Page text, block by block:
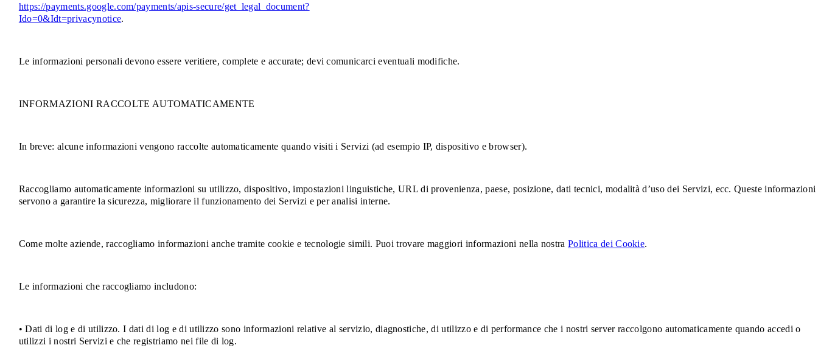
https://payments.google.com/payments/apis-secure/get_legal_document?
Ido=0&Idt=privacynotice.
Le informazioni personali devono essere veritiere, complete e accurate; devi comunicarci eventuali modifiche.
INFORMAZIONI RACCOLTE AUTOMATICAMENTE
In breve: alcune informazioni vengono raccolte automaticamente quando visiti i Servizi (ad esempio IP, dispositivo e browser).
Raccogliamo automaticamente informazioni su utilizzo, dispositivo, impostazioni linguistiche, URL di provenienza, paese, posizione, dati tecnici, modalità d’uso dei Servizi, ecc. Queste informazioni
servono a garantire la sicurezza, migliorare il funzionamento dei Servizi e per analisi interne.
Come molte aziende, raccogliamo informazioni anche tramite cookie e tecnologie simili. Puoi trovare maggiori informazioni nella nostraPolitica dei Cookie.
Le informazioni che raccogliamo includono:
• Dati di log e di utilizzo. I dati di log e di utilizzo sono informazioni relative al servizio, diagnostiche, di utilizzo e di performance che i nostri server raccolgono automaticamente quando accedi o
utilizzi i nostri Servizi e che registriamo nei file di log.